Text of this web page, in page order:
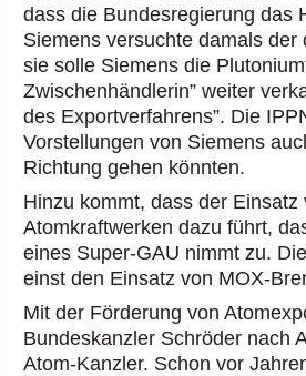
dass die Bundesregierung das
Siemens versuchte damals
sie solle Siemens die
Zwischenhändlerin” weiter
des Exportverfahrens”. Die
Vorstellungen von Siemens
Richtung gehen könnten.
Hinzu kommt, dass der
Atomkraftwerken dazu führt,
eines Super-GAU nimmt zu.
einst den Einsatz von MOX-
Mit der Förderung von
Bundeskanzler Schröder nach
Atom-Kanzler. Schon vor